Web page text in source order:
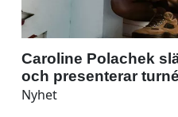
Caroline Polachek
och presenterar
Nyhet